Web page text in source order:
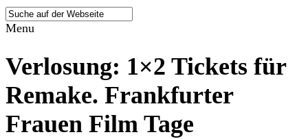
Menu
Verlosung: 1×2 Tickets für
Remake. Frankfurter
Frauen Film Tage